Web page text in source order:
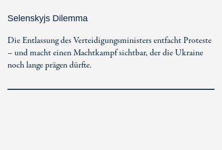
Selenskyjs Dilemma
Die Entlassung des Verteidigungsministers entfacht Proteste
– und macht einen Machtkampf sichtbar, der die Ukraine
noch lange prägen dürfte.